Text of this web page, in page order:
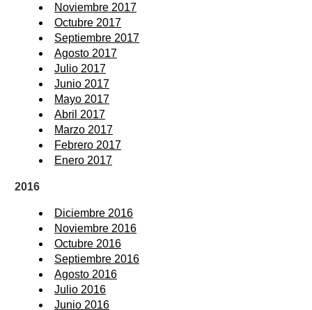
Noviembre 2017
Octubre 2017
Septiembre 2017
Agosto 2017
Julio 2017
Junio 2017
Mayo 2017
Abril 2017
Marzo 2017
Febrero 2017
Enero 2017
2016
Diciembre 2016
Noviembre 2016
Octubre 2016
Septiembre 2016
Agosto 2016
Julio 2016
Junio 2016